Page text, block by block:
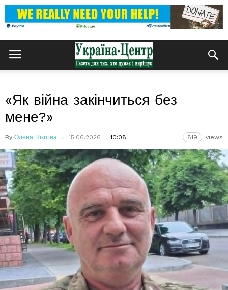
«Як війна закінчиться без
мене?»
By Олена Нікітіна 15.06.2026 10:08 819 views